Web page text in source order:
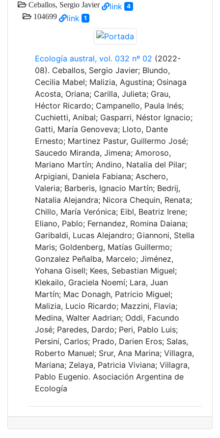
Ceballos, Sergio Javier link 4
104699 link 1
Ecología austral, vol. 032 nº 02 (2022-
08). Ceballos, Sergio Javier; Blundo,
Cecilia Mabel; Malizia, Agustina; Osinaga
Acosta, Oriana; Carilla, Julieta; Grau,
Héctor Ricardo; Campanello, Paula Inés;
Cuchietti, Anibal; Gasparri, Néstor Ignacio;
Gatti, María Genoveva; Lloto, Dante
Ernesto; Martinez Pastur, Guillermo José;
Saucedo Miranda, Jimena; Amoroso,
Mariano Martín; Andino, Natalia del Pilar;
Arpigiani, Daniela Fabiana; Aschero,
Valeria; Barberis, Ignacio Martín; Bedrij,
Natalia Alejandra; Nicora Chequin, Renata;
Chillo, María Verónica; Eibl, Beatriz Irene;
Eliano, Pablo; Fernandez, Romina Daiana;
Garibaldi, Lucas Alejandro; Giannoni, Stella
Maris; Goldenberg, Matías Guillermo;
Gonzalez Peñalba, Marcelo; Jiménez,
Yohana Gisell; Kees, Sebastian Miguel;
Klekailo, Graciela Noemí; Lara, Juan
Martín; Mac Donagh, Patricio Miguel;
Malizia, Lucio Ricardo; Mazzini, Flavia;
Medina, Walter Aadrian; Oddi, Facundo
José; Paredes, Dardo; Peri, Pablo Luis;
Persini, Carlos; Prado, Darien Eros; Salas,
Roberto Manuel; Srur, Ana Marina; Villagra,
Mariana; Zelaya, Patricia Viviana; Villagra,
Pablo Eugenio. Asociación Argentina de
Ecología